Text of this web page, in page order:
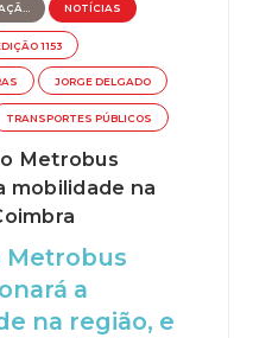
NOTÍCIAS
1153
JORGE DELGADO
TRANSPORTES PÚBLICOS
Metrobus
mobilidade na
Metrobus
a
na região, e